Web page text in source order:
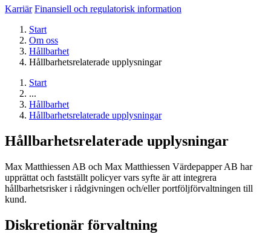
Karriär Finansiell och regulatorisk information
Start
Om oss
Hållbarhet
Hållbarhetsrelaterade upplysningar
Start
...
Hållbarhet
Hållbarhetsrelaterade upplysningar
Hållbarhetsrelaterade upplysningar
Max Matthiessen AB och Max Matthiessen Värdepapper AB har
upprättat och fastställt policyer vars syfte är att integrera
hållbarhetsrisker i rådgivningen och/eller portföljförvaltningen till
kund.
Diskretionär förvaltning